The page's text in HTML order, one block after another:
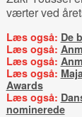
værter ved
Læs også: De
Læs også:
Læs også:
Læs også:
Awards
Læs også:
nominerede